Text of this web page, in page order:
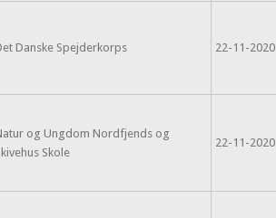
Danske Spejderkorps 22-11-2020
og Ungdom Nordfjends og
Skole
22-11-2020